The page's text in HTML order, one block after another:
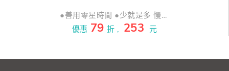
●善用零星時間 ●少就是多 慢就
是快 ●持之以恆 永不放棄 大師
練習處處講，流利口語人人誇！
優惠 79 折 , 253 元